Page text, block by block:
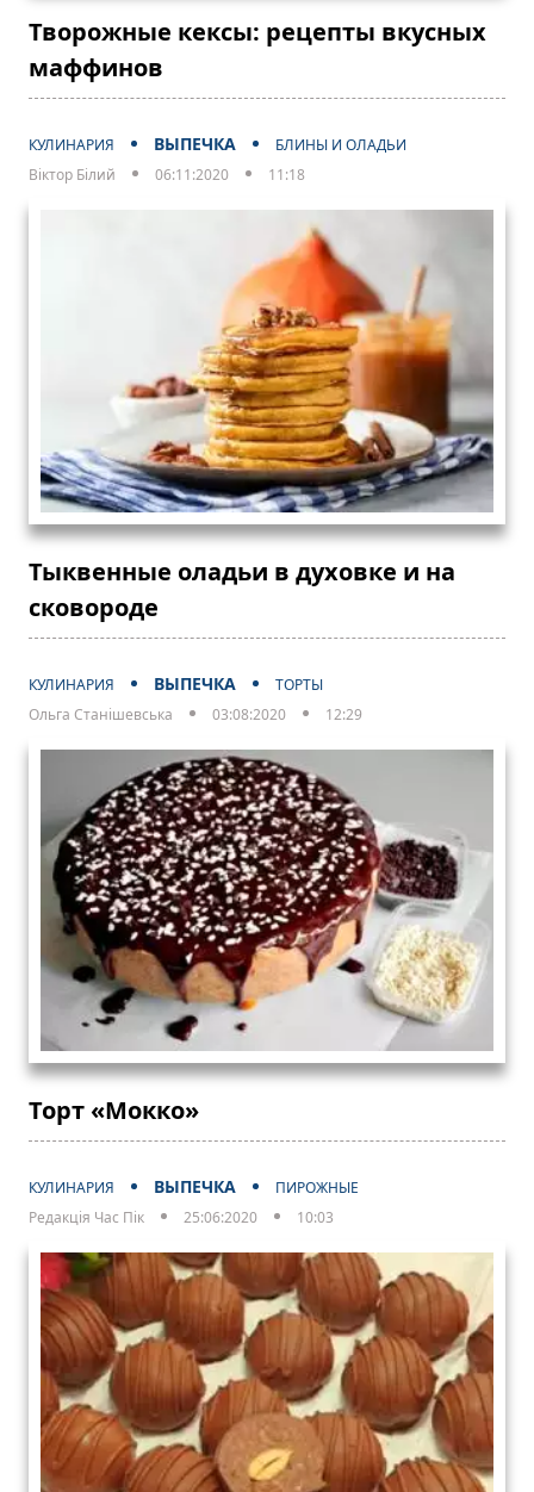
Творожные кексы: рецепты вкусных
маффинов
КУЛИНАРИЯ ВЫПЕЧКА
БЛИНЫ И ОЛАДЬИ
Віктор Білий
06:11:2020 11:18
Тыквенные оладьи в духовке и на
сковороде
КУЛИНАРИЯ ВЫПЕЧКА
ТОРТЫ
Ольга Станішевська
03:08:2020 12:29
Торт «Мокко»
КУЛИНАРИЯ ВЫПЕЧКА
ПИРОЖНЫЕ
Редакція Час Пік
25:06:2020 10:03